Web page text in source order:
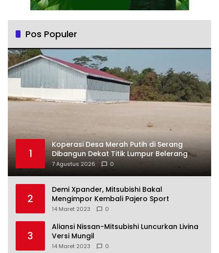
Pos Populer
1
Koperasi Desa Merah Putih di Serang
Dibangun Dekat Titik Lumpur Belerang
7 Agustus 2026 0
2
Demi Xpander, Mitsubishi Bakal
Mengimpor Kembali Pajero Sport
14 Maret 2023 0
3
Aliansi Nissan-Mitsubishi Luncurkan Livina
Versi Mungil
14 Maret 2023 0